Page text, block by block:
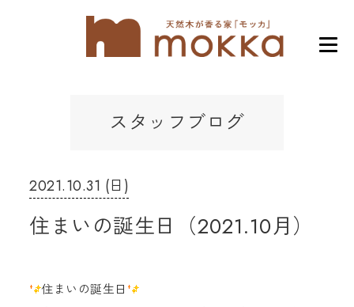
スタッフブログ
2021.10.31 (日)
住まいの誕生日（2021.10月）
住まいの誕生日